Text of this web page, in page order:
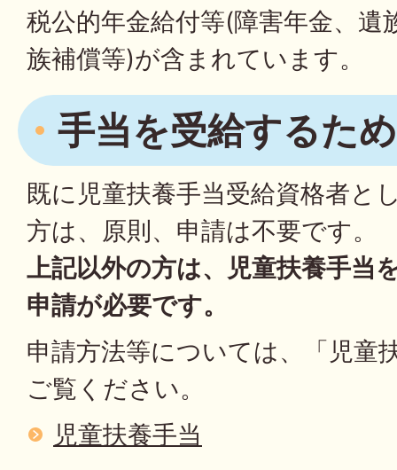
税公的年金給付等(障害年金、遺
族補償等)が含まれています。
手当を受給するた
既に児童扶養手当受給資格者と
方は、原則、申請は不要です。
上記以外の方は、児童扶養手当
申請が必要です。
申請方法等については、「児童
ご覧ください。
児童扶養手当